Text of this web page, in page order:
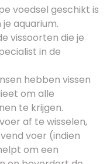
voedsel geschikt is
aquarium.
vissoorten die je
in de
hebben vissen
om alle
te krijgen.
af te wisselen,
voer (indien
om een